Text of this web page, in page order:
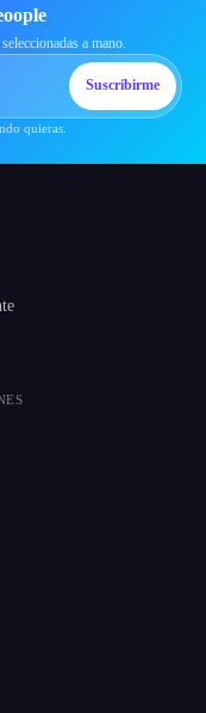
a mano.
Suscribirme
quieras.